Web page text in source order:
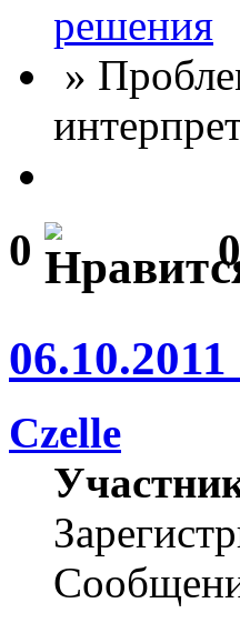
решения
»
0 0
Czelle